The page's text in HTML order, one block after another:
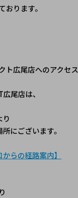
おります。
ト広尾店へのアクセス
尾店は、
にございます。
からの経路案内】